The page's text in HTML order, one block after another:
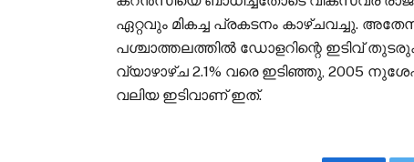
ഏറ്റവും മികച്ച പ്രകടനം കാഴ്ചവച്ചു.
പശ്ചാത്തലത്തിൽ ഡോളറിന്റെ ഇടിവ്
വ്യാഴാഴ്ച 2.1% വരെ ഇടിഞ്ഞു, 2005
വലിയ ഇടിവാണ് ഇത്.